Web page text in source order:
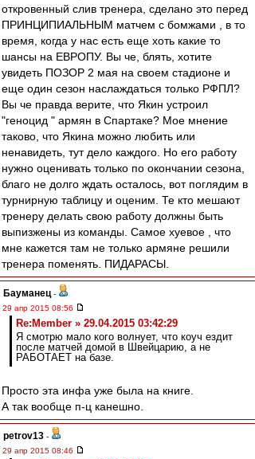
откровенный слив тренера, сделано это перед
ПРИНЦИПИАЛЬНЫМ матчем с бомжами , в то
время, когда у нас есть еще хоть какие то
шансы на ЕВРОПУ. Вы че, блять, хотите
увидеть ПОЗОР 2 мая на своем стадионе и
еще один сезон наслаждаться только РФПЛ?
Вы че правда верите, что Якин устроил
"геноцид " армян в Спартаке? Мое мнение
таково, что Якина можно любить или
ненавидеть, тут дело каждого. Но его работу
нужно оценивать только по окончании сезона,
благо не долго ждать осталось, вот поглядим в
турнирную таблицу и оценим. Те кто мешают
тренеру делать свою работу должны быть
выпизжены из команды. Самое хуевое , что
мне кажется там не только армяне решили
тренера поменять. ПИДАРАСЫ.
Бауманец -
29 апр 2015 08:56
Re:Member » 29.04.2015 03:42:29
Я смотрю мало кого волнует, что коуч ездит
после матчей домой в Швейцарию, а не
РАБОТАЕТ на базе.
Просто эта инфа уже была на книге.
А так вообще п-ц канешно.
petrov13 -
29 апр 2015 08:46